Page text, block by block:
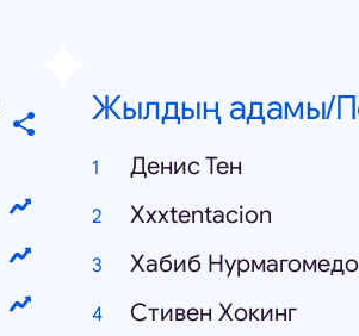
Жылдың адамы/
Денис Тен
Xxxtentacion
Хабиб
Стивен Хокинг